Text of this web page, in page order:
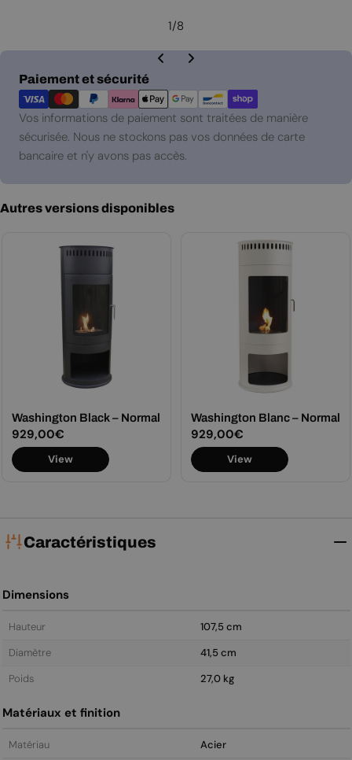
1/8
Paiement et sécurité
Modes
de
paiement
Vos informations de paiement sont traitées de manière
sécurisée. Nous ne stockons pas vos données de carte
bancaire et n'y avons pas accès.
Autres versions disponibles
Washington Black – Normal
Prix
régulier
929,00€
View
Washington Blanc – Normal
Prix
régulier
929,00€
View
Caractéristiques
Dimensions
Hauteur
107,5 cm
Diamètre
41,5 cm
Poids
27,0 kg
Matériaux et finition
Matériau
Acier